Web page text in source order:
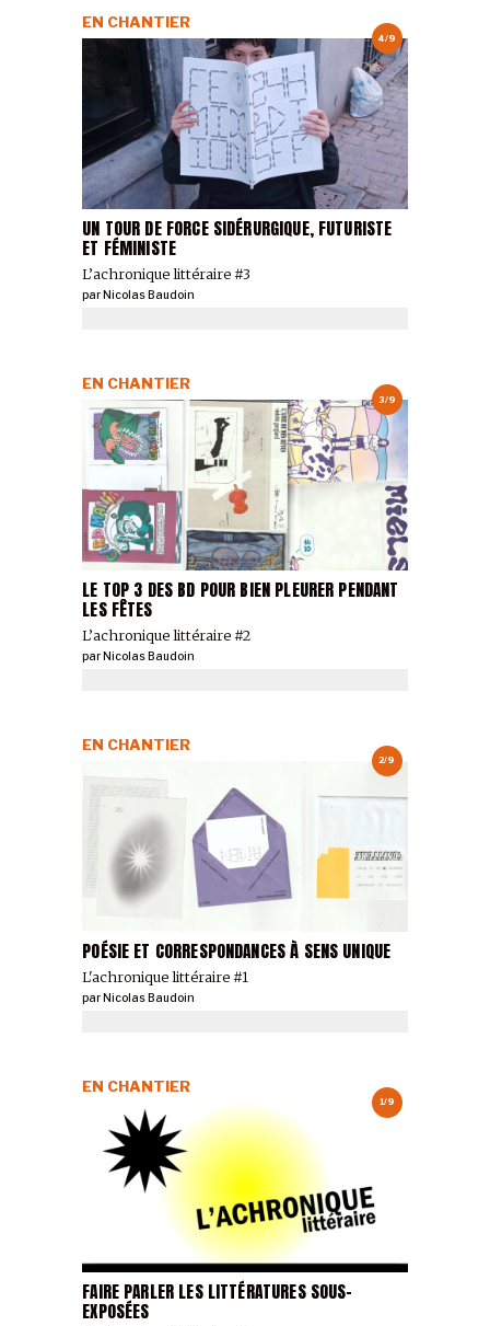
4/9
UN TOUR DE FORCE SIDÉRURGIQUE, FUTURISTE
ET FÉMINISTE
L’achronique littéraire #3
EN CHANTIER
par Nicolas Baudoin
3/9
LE TOP 3 DES BD POUR BIEN PLEURER PENDANT
LES FÊTES
L’achronique littéraire #2
EN CHANTIER
parNicolas Baudoin
2/9
POÉSIE ET CORRESPONDANCES À SENS UNIQUE
L'achronique littéraire #1
EN CHANTIER
parNicolas Baudoin
1/9
FAIRE PARLER LES LITTÉRATURES SOUS-
EXPOSÉES
EN CHANTIER